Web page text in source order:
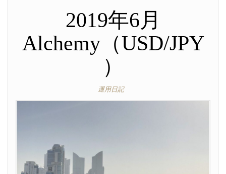
2019年6月
Alchemy（USD/JPY
）
運用日記